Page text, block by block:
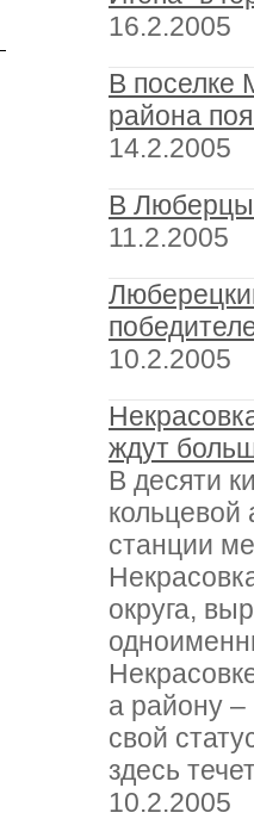
16.2.2005
В поселке
района
14.2.2005
В Люберцы
11.2.2005
10.2.2005
ждут
В десяти
кольцевой
станции
округа,
а району –
свой
здесь
10.2.2005